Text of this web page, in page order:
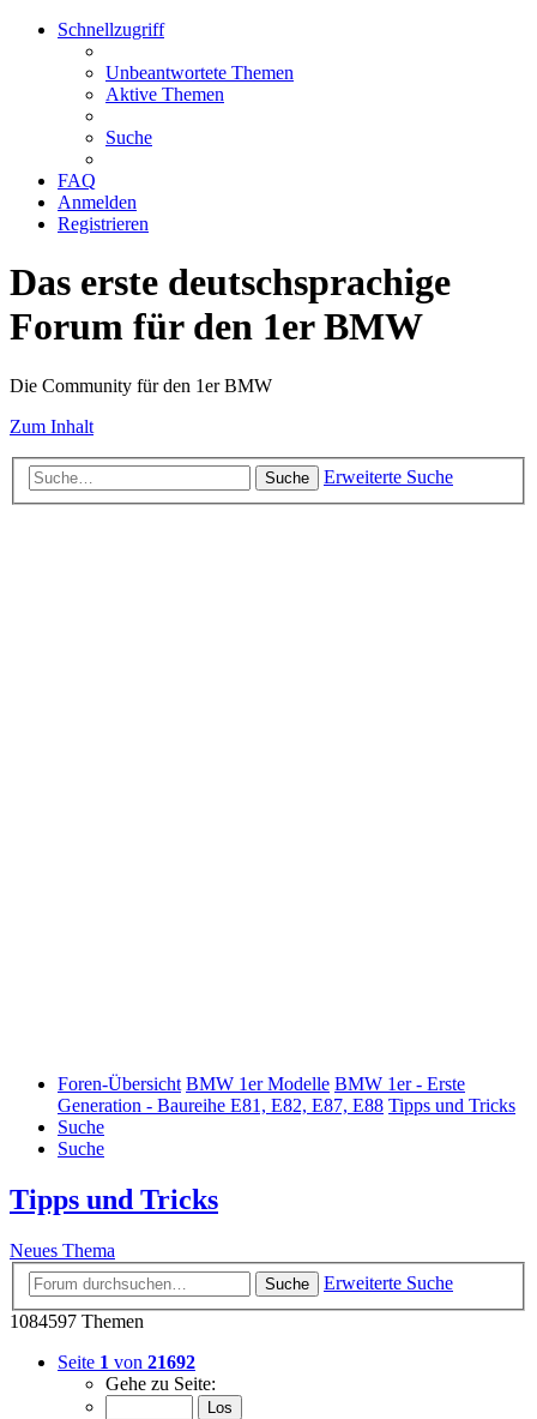
Schnellzugriff
Unbeantwortete Themen
Aktive Themen
Suche
FAQ
Anmelden
Registrieren
Das erste deutschsprachige
Forum für den 1er BMW
Die Community für den 1er BMW
Zum Inhalt
Suche Erweiterte Suche
Foren-Übersicht BMW 1er Modelle BMW 1er - Erste
Generation - Baureihe E81, E82, E87, E88 Tipps und Tricks
Suche
Suche
Tipps und Tricks
Neues Thema
Suche
Erweiterte Suche
1084597 Themen
Seite 1 von 21692
Gehe zu Seite: